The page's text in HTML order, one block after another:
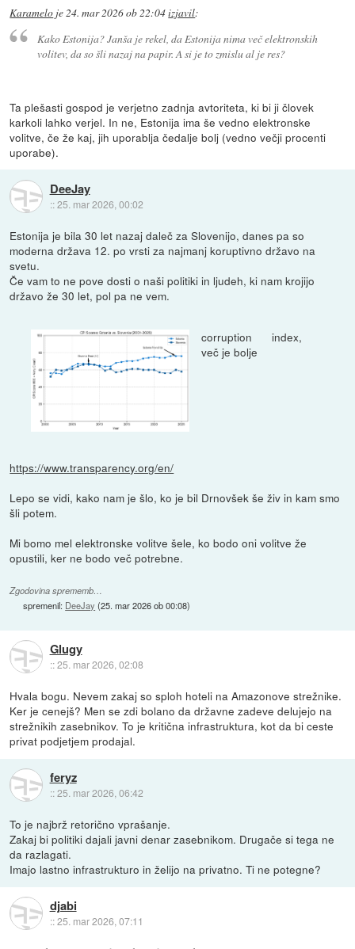
Karamelo je24. mar 2026 ob 22:04izjavil:
Kako Estonija? Janša je rekel, da Estonija nima več elektronskih
volitev, da so šli nazaj na papir. A si je to zmislu al je res?
Ta plešasti gospod je verjetno zadnja avtoriteta, ki bi ji človek
karkoli lahko verjel. In ne, Estonija ima še vedno elektronske
volitve, če že kaj, jih uporablja čedalje bolj (vedno večji procenti
uporabe).
DeeJay
::25. mar 2026, 00:02
Estonija je bila 30 let nazaj daleč za Slovenijo, danes pa so
moderna država 12. po vrsti za najmanj koruptivno državo na
svetu.
Če vam to ne pove dosti o naši politiki in ljudeh, ki nam krojijo
državo že 30 let, pol pa ne vem.
corruption index,
več je bolje
https://www.transparency.org/en/
Lepo se vidi, kako nam je šlo, ko je bil Drnovšek še živ in kam smo
šli potem.
Mi bomo mel elektronske volitve šele, ko bodo oni volitve že
opustili, ker ne bodo več potrebne.
Zgodovina sprememb…
spremenil: DeeJay (25. mar 2026 ob 00:08)
Glugy
::25. mar 2026, 02:08
Hvala bogu. Nevem zakaj so sploh hoteli na Amazonove strežnike.
Ker je cenejš? Men se zdi bolano da državne zadeve delujejo na
strežnikih zasebnikov. To je kritična infrastruktura, kot da bi ceste
privat podjetjem prodajal.
feryz
::25. mar 2026, 06:42
To je najbrž retorično vprašanje.
Zakaj bi politiki dajali javni denar zasebnikom. Drugače si tega ne
da razlagati.
Imajo lastno infrastrukturo in želijo na privatno. Ti ne potegne?
djabi
::25. mar 2026, 07:11